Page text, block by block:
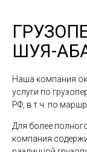
ШУЯ-
Наша компания
услуги по
РФ, в т.ч. по
Для более
компания